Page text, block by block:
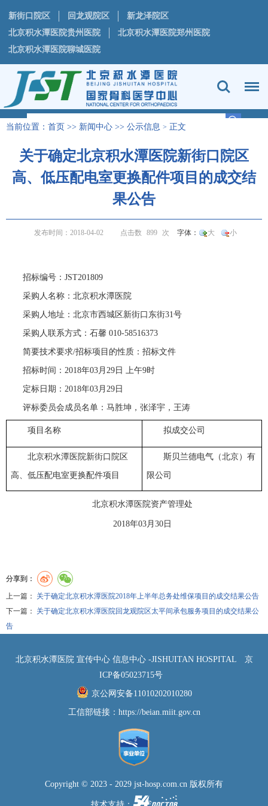
新街口院区 回龙观院区
新龙泽院区
北京积水潭医院贵州医院
北京积水潭医院郑州医院
北京积水潭医院聊城医院
当前位置： 首页 >> 新闻中心 >> 公示信息 > 正文
关于确定北京积水潭医院新街口院区
高、低压配电室更换配件项目的成交结
果公告
发布时间：2018-04-02 点击数 899 次 字体： 大 小
招标编号：JST201809
采购人名称：北京积水潭医院
采购人地址：北京市西城区新街口东街31号
采购人联系方式：石馨 010-58516373
简要技术要求/招标项目的性质：招标文件
招标时间：2018年03月29日 上午9时
定标日期：2018年03月29日
评标委员会成员名单：马胜坤，张泽宇， 王涛
项目名称 拟成交公司
北京积水潭医院新街口院区
高、低压配电室更换配件项目
斯贝兰德电气（北京）有
限公司
北京积水潭医院资产管理处
2018年03月30日
分享到：
上一篇：
关于确定北京积水潭医院2018年上半年总务处维保项目的成交结果公告
下一篇：
关于确定北京积水潭医院回龙观院区太平间承包服务项目的成交结果公
告
北京积水潭医院 宣传中心 信息中心 -JISHUITAN HOSPITAL
京
ICP备05023715号
京公网安备11010202010280
工信部链接： https://beian.miit.gov.cn
Copyright © 2023 - 2029 jst-hosp.com.cn 版权所有